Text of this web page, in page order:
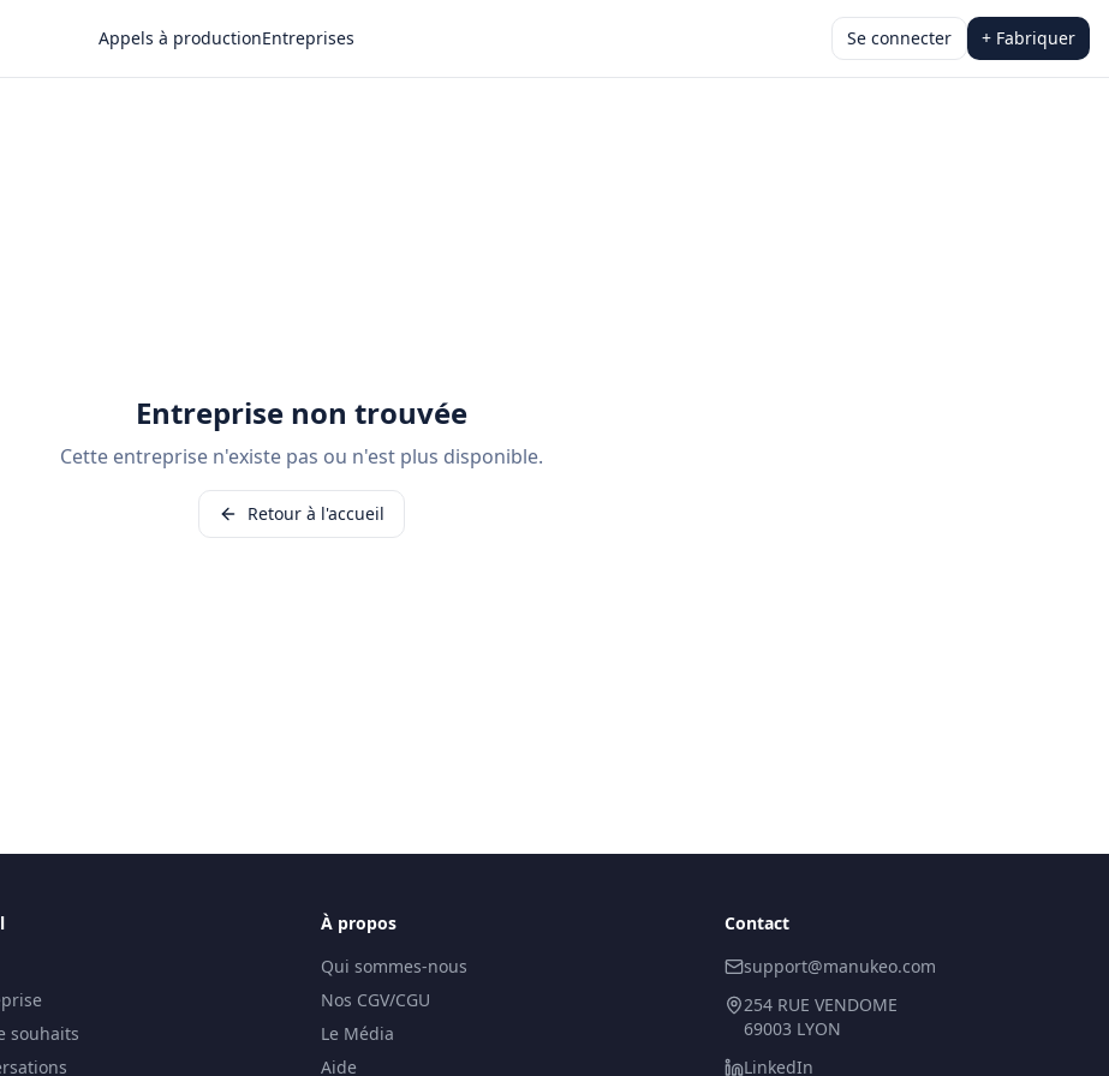
Appels à productionEntreprises Se connecter + Fabriquer
Entreprise non trouvée
Cette entreprise n'existe pas ou n'est plus disponible.
Retour à l'accueil
souhaits
À propos
Qui sommes-nous
Nos CGV/CGU
Le Média
Aide
Contact
support@manukeo.com
254 RUE VENDOME
69003 LYON
LinkedIn